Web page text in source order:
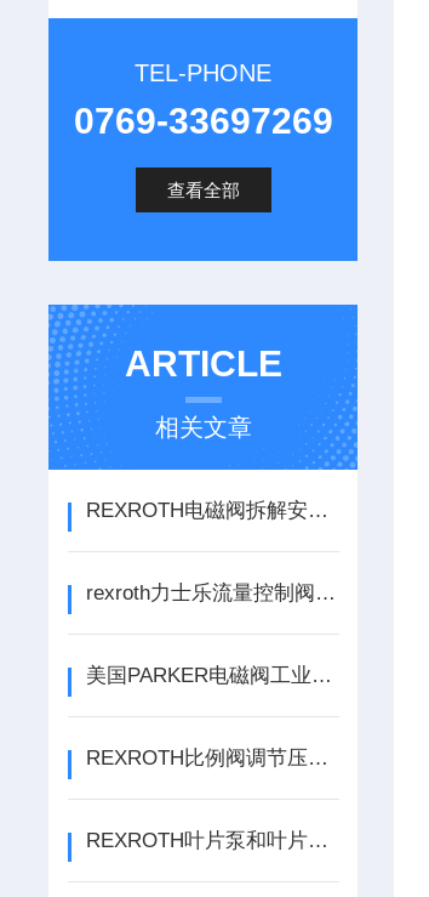
TEL-PHONE
0769-33697269
查看全部
ARTICLE
相关文章
REXROTH电磁阀拆解安装全流程：从细节到规范的工业指南
rexroth力士乐流量控制阀选型及安装方法
美国PARKER电磁阀工业自动化领域的“精准指挥官”
REXROTH比例阀调节压力和流量详细介绍
REXROTH叶片泵和叶片马达的结构区别是什么